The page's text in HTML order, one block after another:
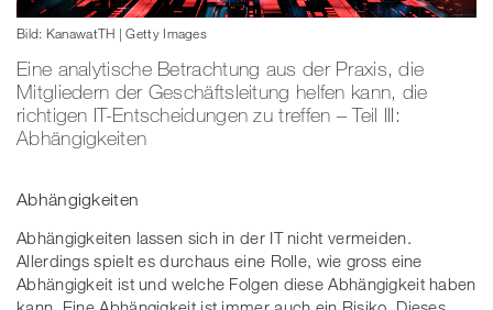
Bild: KanawatTH | Getty Images
Eine analytische Betrachtung aus der Praxis, die
Mitgliedern der Geschäftsleitung helfen kann, die
richtigen IT-Entscheidungen zu treffen – Teil III:
Abhängigkeiten
Abhängigkeiten
Abhängigkeiten lassen sich in der IT nicht vermeiden.
Allerdings spielt es durchaus eine Rolle, wie gross eine
Abhängigkeit ist und welche Folgen diese Abhängigkeit haben